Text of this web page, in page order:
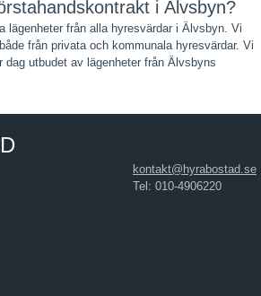
i Älvsbyn?
lägenheter från alla hyresvärdar i Älvsbyn. Vi
från privata och kommunala hyresvärdar. Vi
dag utbudet av lägenheter från Älvsbyns
kontakt@hyrabostad.se
Tel: 010-4906220